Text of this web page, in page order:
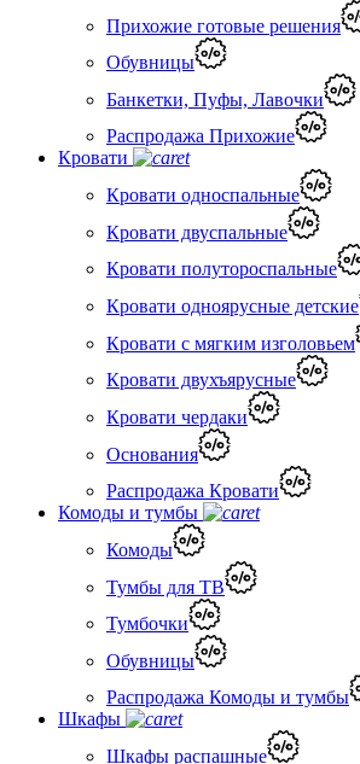
Прихожие готовые решения
Обувницы
Банкетки, Пуфы, Лавочки
Распродажа Прихожие
Кровати
Кровати односпальные
Кровати двуспальные
Кровати полутороспальные
Кровати одноярусные детские
Кровати с мягким изголовьем
Кровати двухъярусные
Кровати чердаки
Основания
Распродажа Кровати
Комоды и тумбы
Комоды
Тумбы для ТВ
Тумбочки
Обувницы
Распродажа Комоды и тумбы
Шкафы
Шкафы распашные